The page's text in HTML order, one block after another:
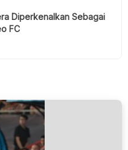
Diperkenalkan Sebagai
FC